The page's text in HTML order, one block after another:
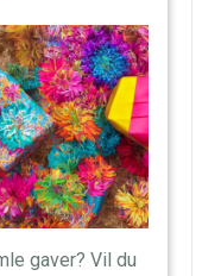
gaver? Vil du